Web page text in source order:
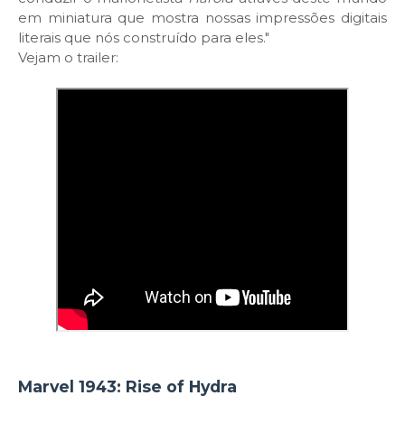
em miniatura que mostra nossas impressões digitais
literais que nós construído para eles."
Vejam o trailer:
Marvel 1943: Rise of Hydra